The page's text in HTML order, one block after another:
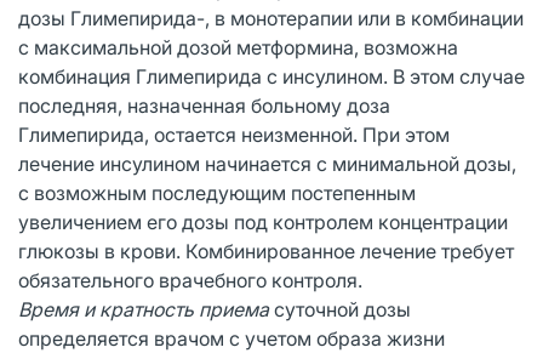
дозы Глимепирида-, в монотерапии или в комбинации
с максимальной дозой метформина, возможна
комбинация Глимепирида с инсулином. В этом случае
последняя, назначенная больному доза
Глимепирида, остается неизменной. При этом
лечение инсулином начинается с минимальной дозы,
с возможным последующим постепенным
увеличением его дозы под контролем концентрации
глюкозы в крови. Комбинированное лечение требует
обязательного врачебного контроля.
Время и кратность приемасуточной дозы
определяется врачом с учетом образа жизни